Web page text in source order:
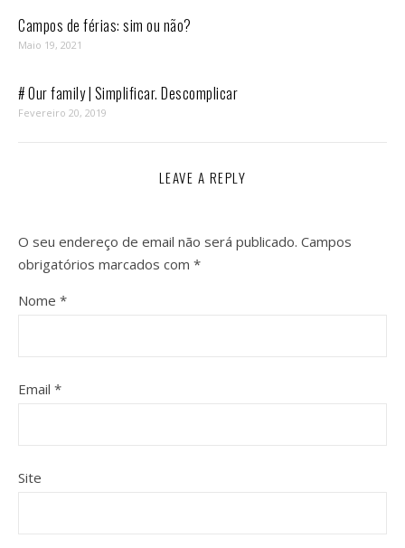
Campos de férias: sim ou não?
Maio 19, 2021
# Our family | Simplificar. Descomplicar
Fevereiro 20, 2019
LEAVE A REPLY
O seu endereço de email não será publicado. Campos
obrigatórios marcados com *
Nome *
Email *
Site